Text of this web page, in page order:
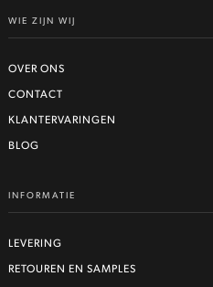
WIE ZIJN WIJ
OVER ONS
CONTACT
KLANTERVARINGEN
BLOG
INFORMATIE
LEVERING
RETOUREN EN SAMPLES